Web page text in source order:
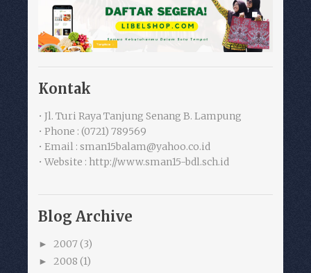
Kontak
• Jl. Turi Raya Tanjung Senang B. Lampung
• Phone : (0721) 789569
• Email : sman15balam@yahoo.co.id
• Website : http://www.sman15-bdl.sch.id
Blog Archive
► 2007 (3)
► 2008 (1)